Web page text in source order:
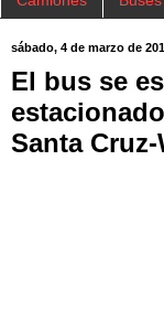
sábado, 4 de marzo de
El bus se
Santa